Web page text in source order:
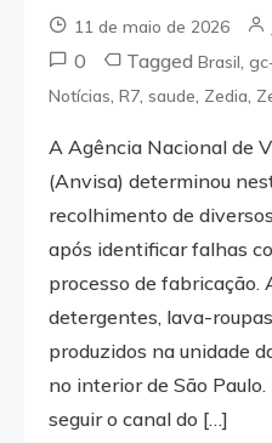
11 de maio de 2026
0 TaggedBrasil ,
Notícias ,R7 ,saude Zedia
A Agência Nacional de
(Anvisa) determinou
recolhimento de
após identificar falhas
processo de fabricação.
detergentes, lava-
produzidos na unidade
no interior de São
seguir o canal do […]